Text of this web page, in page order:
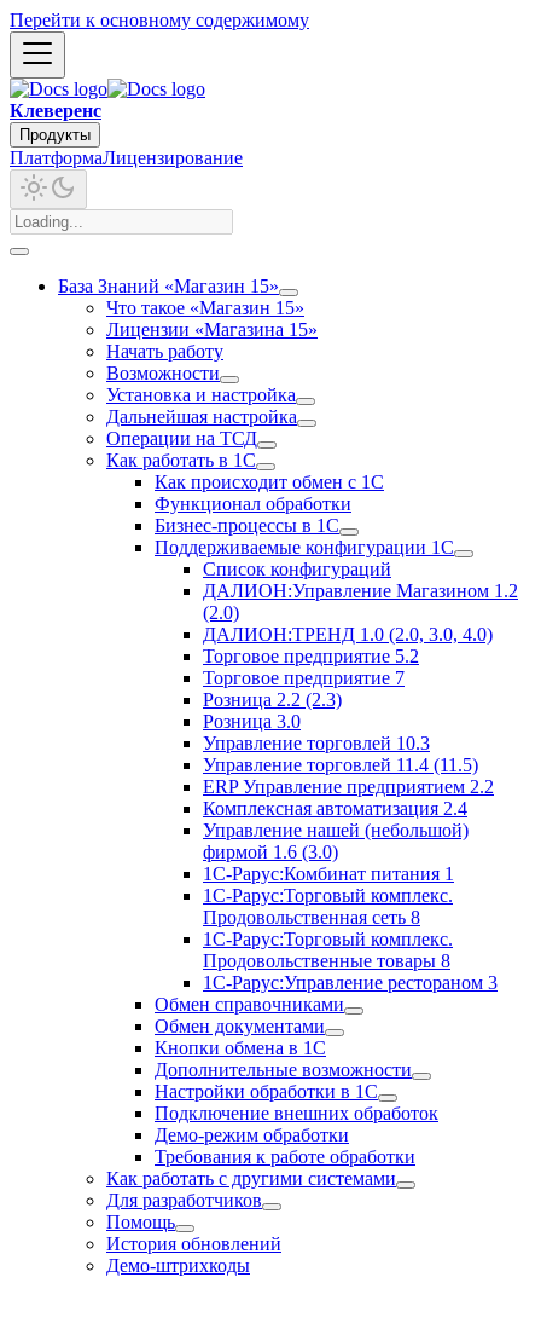
Перейти к основному содержимому
Клеверенс
Продукты
ПлатформаЛицензирование
База Знаний «Магазин 15»
Что такое «Магазин 15»
Лицензии «Магазина 15»
Начать работу
Возможности
Установка и настройка
Дальнейшая настройка
Операции на ТСД
Как работать в 1С
Как происходит обмен с 1С
Функционал обработки
Бизнес-процессы в 1С
Поддерживаемые конфигурации 1C
Список конфигураций
ДАЛИОН:Управление Магазином 1.2
(2.0)
ДАЛИОН:ТРЕНД 1.0 (2.0, 3.0, 4.0)
Торговое предприятие 5.2
Торговое предприятие 7
Розница 2.2 (2.3)
Розница 3.0
Управление торговлей 10.3
Управление торговлей 11.4 (11.5)
ERP Управление предприятием 2.2
Комплексная автоматизация 2.4
Управление нашей (небольшой)
фирмой 1.6 (3.0)
1С-Рарус:Комбинат питания 1
1С-Рарус:Торговый комплекс.
Продовольственная сеть 8
1С-Рарус:Торговый комплекс.
Продовольственные товары 8
1С-Рарус:Управление рестораном 3
Обмен справочниками
Обмен документами
Кнопки обмена в 1С
Дополнительные возможности
Настройки обработки в 1С
Подключение внешних обработок
Демо-режим обработки
Требования к работе обработки
Как работать с другими системами
Для разработчиков
Помощь
История обновлений
Демо-штрихкоды